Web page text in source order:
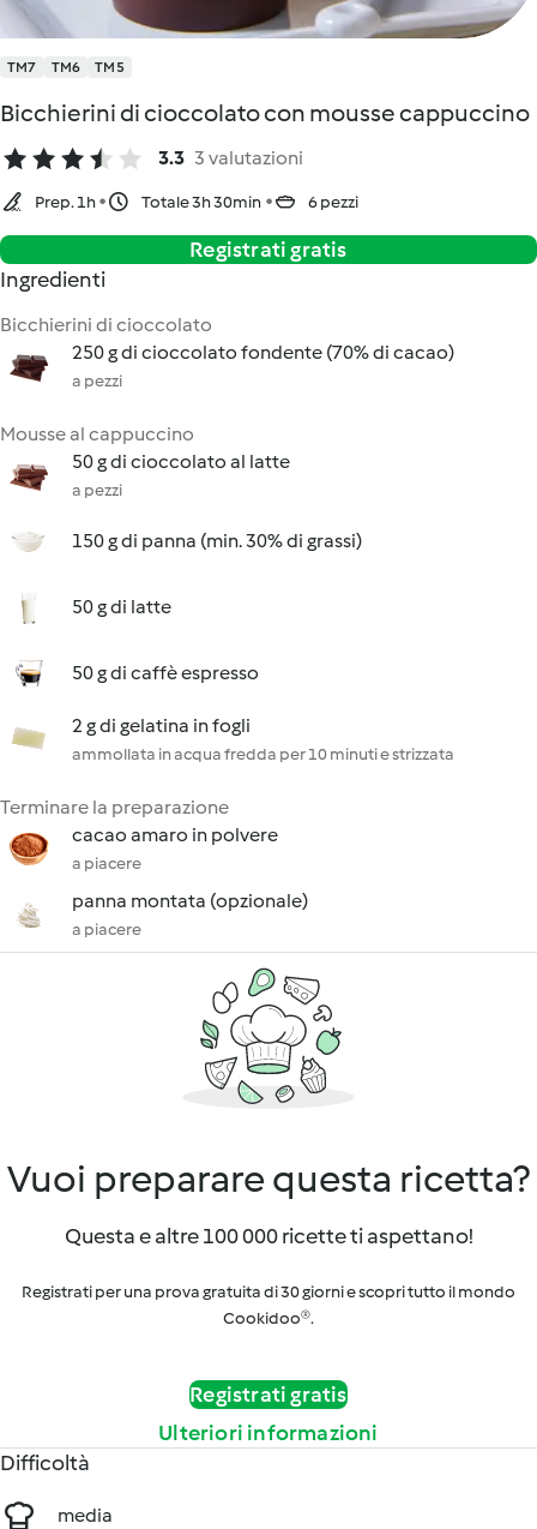
TM7 TM6 TM5
Bicchierini di cioccolato con mousse cappuccino
3.3 3 valutazioni
Prep. 1h Totale 3h 30min 6 pezzi
Registrati gratis
Ingredienti
Bicchierini di cioccolato
250 g di cioccolato fondente (70% di cacao)
a pezzi
Mousse al cappuccino
50 g di cioccolato al latte
a pezzi
150 g di panna (min. 30% di grassi)
50 g di latte
50 g di caffè espresso
2 g di gelatina in fogli
ammollata in acqua fredda per 10 minuti e strizzata
Terminare la preparazione
cacao amaro in polvere
a piacere
panna montata (opzionale)
a piacere
Vuoi preparare questa ricetta?
Questa e altre 100 000 ricette ti aspettano!
Registrati per una prova gratuita di 30 giorni e scopri tutto il mondo
Cookidoo®.
Registrati gratis
Ulteriori informazioni
Difficoltà
media